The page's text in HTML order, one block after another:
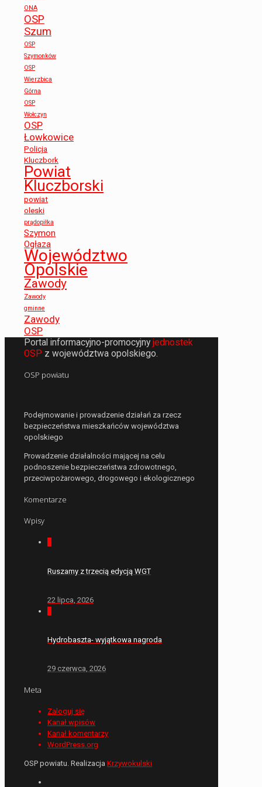
ONA
OSP
Szum
OSP
Szymonków
OSP
Wierzbica
Górna
OSP
Wołczyn
OSP
Łowkowice
Policja
Kluczbork
Powiat
Kluczborski
powiat
oleski
prądopiłka
Szymon
Ogłaza
Województwo
Opolskie
Zawody
Zawody
gminne
Zawody
OSP
Portal informacyjno-promocyjny jednostek
OSP z województwa opolskiego.
OSP powiatu
Podejmowanie i prowadzenie działań za rzecz
bezpieczeństwa mieszkańców województwa
opolskiego
Prowadzenie działalności mającej na celu
podnoszenie bezpieczeństwa zdrowotnego,
przeciwpożarowego, drogowego i ekologicznego
Komentarze
Wpisy
Ruszamy z trzecią edycją WGT
22 lipca, 2026
Hydrobaszta- wyjątkowa nagroda
29 czerwca, 2026
Meta
Zaloguj się
Kanał wpisów
Kanał komentarzy
WordPress.org
OSP powiatu. Realizacja Krzywokulski